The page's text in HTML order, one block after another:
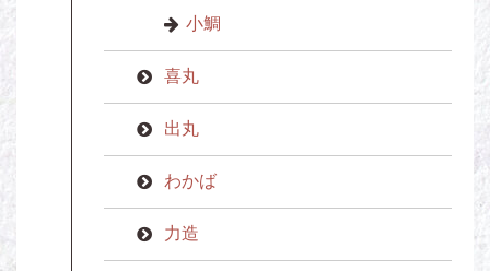
小鯛
喜丸
出丸
わかば
力造